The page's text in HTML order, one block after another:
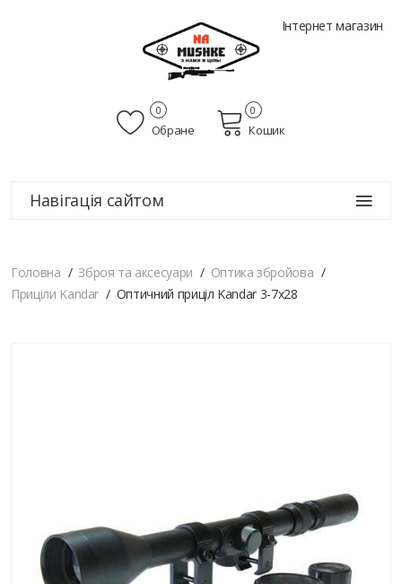
Інтернет магазин
Обране
0
Кошик
0
Навігація сайтом
Головна Зброя та аксесуари
Оптика збройова
Приціли Kandar
Оптичний приціл Kandar 3-7x28